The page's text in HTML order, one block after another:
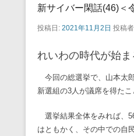
新サイバー閑話(46)
投稿日: 2021年11月2日 投稿
れいわの時代が始ま
今回の総選挙で、山本太
新選組の3人が議席を得たこ
選挙結果全体をみれば、
はともかく、その中での自